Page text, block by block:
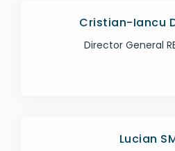
Cristian-Iancu
Director General
Lucian